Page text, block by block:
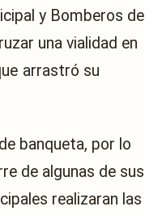
y Bomberos de
una vialidad en
arrastró su
banqueta, por lo
de algunas de sus
realizaran las